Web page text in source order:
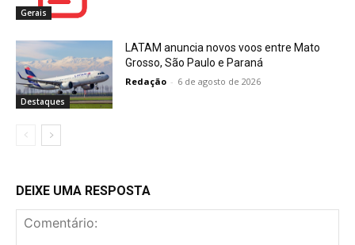
Gerais
Destaques
LATAM anuncia novos voos entre Mato
Grosso, São Paulo e Paraná
Redação - 6 de agosto de 2026
DEIXE UMA RESPOSTA